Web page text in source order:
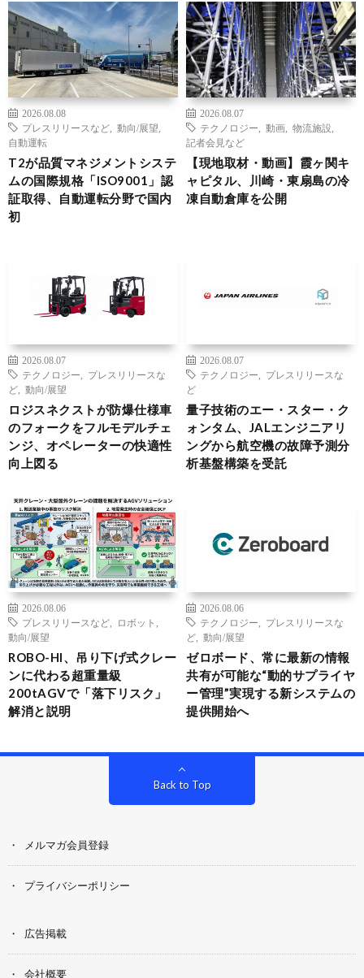
2026.08.08
プレスリリースなど
動向/展望
自動運転
T2が品質マネジメントシステ
ムの国際規格「ISO9001」認
証取得、自動運転分野で国内
初
2026.08.07
テクノロジー
動画 物流施設
記者会見など
【現地取材・動画】霞ヶ関キ
ャピタル、川崎・東扇島の冷
凍自動倉庫を公開
2026.08.07
テクノロジー
プレスリリースな
ど
動向/展望
ロジスネクストが防爆仕様車
のフォークをフルモデルチェ
ンジ、オペレーターの快適性
向上図る
2026.08.07
テクノロジー
プレスリリースな
ど
量子技術のエー・スター・ク
ォンタム、JALエンジニアリ
ングから航空機の故障予測分
析基盤構築を受託
2026.08.06
プレスリリースなど
ロボット
動向/展望
ROBO-HI、吊り下げ式クレー
ンに代わる超重量級
200tAGVで「落下リスク」
解消と説明
2026.08.06
テクノロジー
プレスリリースな
ど
動向/展望
ゼロボード、常に最新の情報
共有が可能な“動的サプライヤ
ー管理”実現する新システムの
提供開始へ
Back to Top
メルマガ会員登録
プライバシーポリシー
広告掲載
会社概要